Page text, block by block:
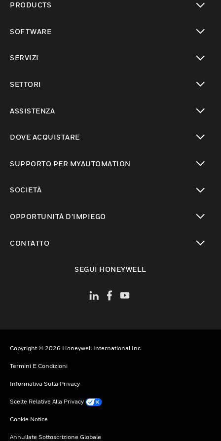
PRODUCTS
SOFTWARE
SERVIZI
SETTORI
ASSISTENZA
DOVE ACQUISTARE
SUPPORTO PER MYAUTOMATION
SOCIETÀ
OPPORTUNITÀ D’IMPIEGO
CONTATTO
SEGUI HONEYWELL
Copyright © 2026 Honeywell International Inc
Termini E Condizioni
Informativa Sulla Privacy
Scelte Relative Alla Privacy
Cookie Notice
Annullate Sottoscrizione Globale